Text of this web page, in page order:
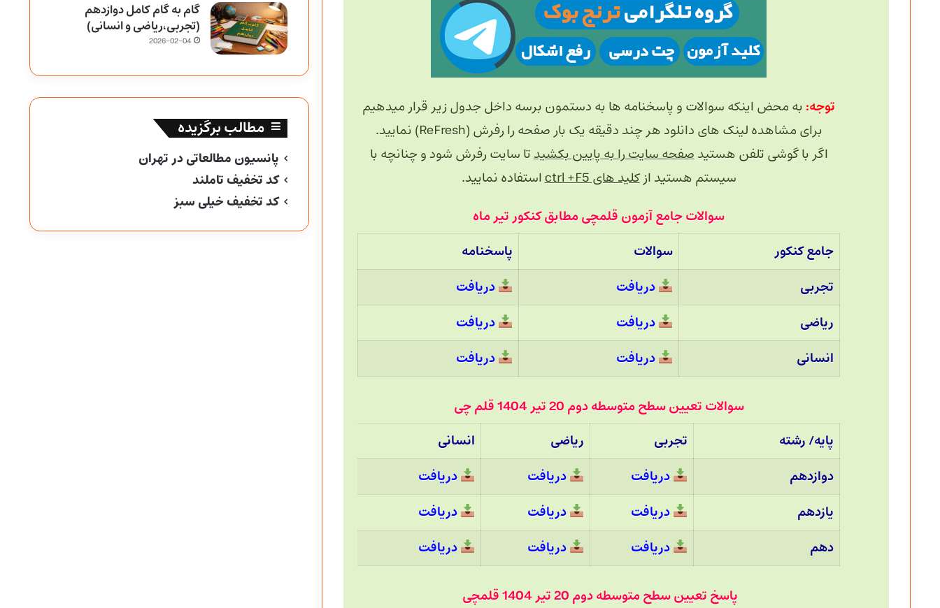
توجه: به محض اینکه سوالات و پاسخنامه ها به دستمون برسه داخل جدول زیر قرار میدهیم
برای مشاهده لینک های دانلود هر چند دقیقه یک بار صفحه را رفرش (ReFresh) نمایید.
اگر با گوشی تلفن هستیدصفحه سایت را به پایین بکشیدتا سایت رفرش شود و چنانچه با
سیستم هستید ازکلید های ctrl +F5 استفاده نمایید.
سوالات جامع آزمون قلمچی مطابق کنکور تیر ماه
جامع کنکور
سوالات
پاسخنامه
تجربی
دریافت
دریافت
ریاضی
دریافت
دریافت
انسانی
دریافت دریافت
سوالات تعیین سطح متوسطه دوم 20 تیر 1404 قلم چی
پایه/ رشته
تجربی ریاضی
انسانی
دوازدهم
دریافت دریافت
دریافت
یازدهم
دریافت دریافت
دریافت
دهم
دریافت دریافت دریافت
پاسخ تعیین سطح متوسطه دوم 20 تیر 1404 قلمچی
گام به گام کامل دوازدهم
(تجربی،ریاضی و انسانی)
2026-02-04
مطالب برگزیده
پانسیون مطالعاتی در تهران
کد تخفیف تاملند
کد تخفیف خیلی سبز